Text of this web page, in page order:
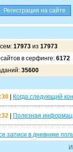
17973 из 17973
в серфинге: 6172
35600
Когда следующий
Полезная
записи в дневнике